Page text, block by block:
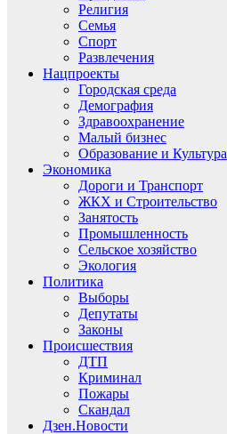
Религия
Семья
Спорт
Развлечения
Нацпроекты
Городская среда
Демография
Здравоохранение
Малый бизнес
Образование и Культура
Экономика
Дороги и Транспорт
ЖКХ и Строительство
Занятость
Промышленность
Сельское хозяйство
Экология
Политика
Выборы
Депутаты
Законы
Происшествия
ДТП
Криминал
Пожары
Скандал
Дзен.Новости